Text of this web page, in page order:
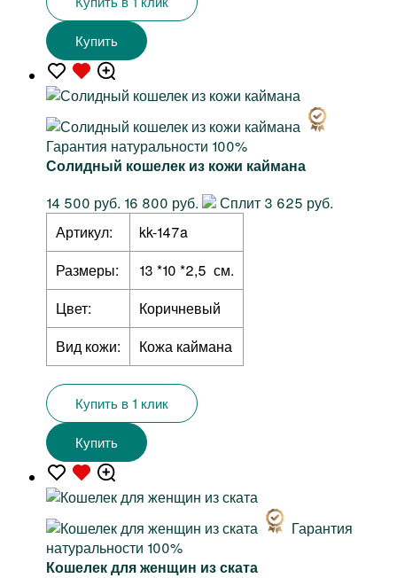
Купить
Гарантия натуральности 100%
Солидный кошелек из кожи каймана
14 500 руб. 16 800 руб.
Сплит 3 625 руб.
Артикул:
kk-147a
Размеры:
13 *10 *2,5 см.
Цвет:
Коричневый
Вид кожи:
Кожа каймана
Купить в 1 клик
Купить
Гарантия
натуральности 100%
Кошелек для женщин из ската